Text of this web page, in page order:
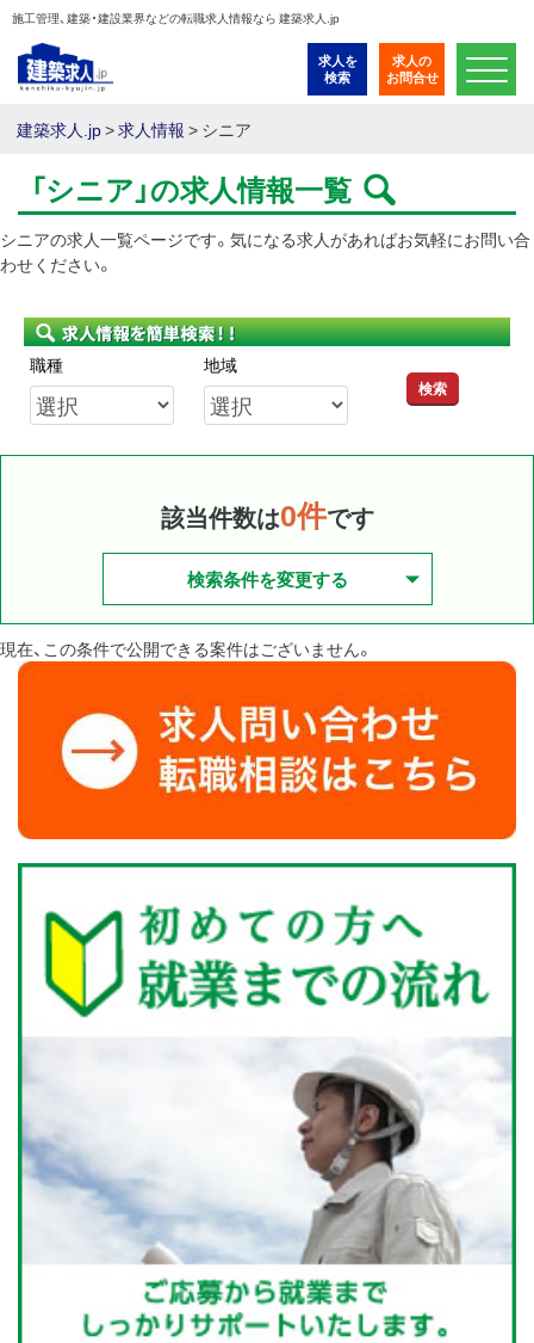
施工管理、建築・建設業界などの転職求人情報なら 建築求人.jp
求人を
検索
求人の
お問合せ
建築求人.jp>求人情報 > シニア
「シニア」の求人情報一覧
シニアの求人一覧ページです。気になる求人があればお気軽にお問い合
わせください。
職種 地域
検索
該当件数は0件です
検索条件を変更する
現在、この条件で公開できる案件はございません。